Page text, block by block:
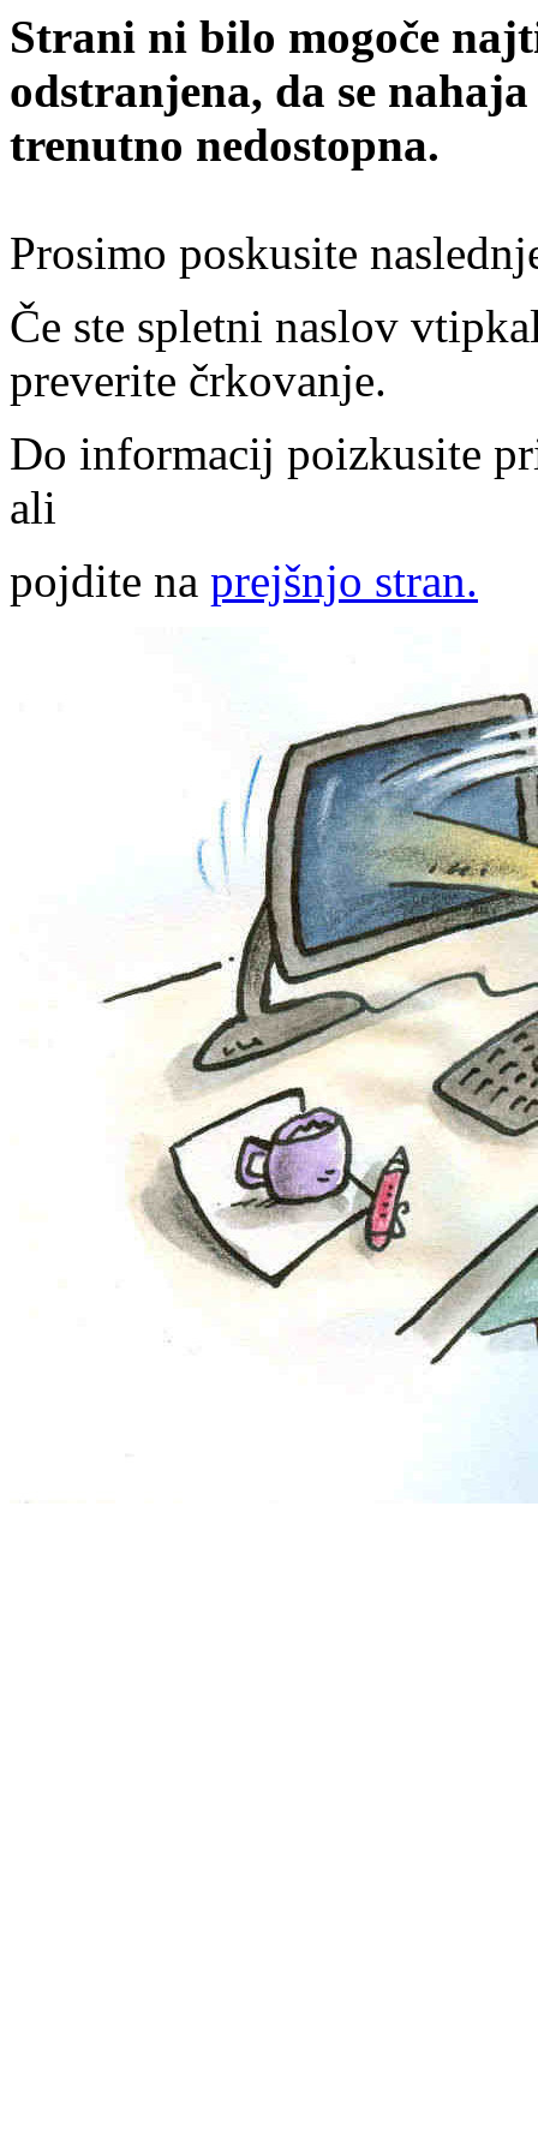
Strani ni bilo mogoče
odstranjena, da se
trenutno nedostopna.
Prosimo poskusite
Če ste spletni naslov
preverite črkovanje.
Do informacij poizkusite
ali
pojdite na prejšnjo stran.